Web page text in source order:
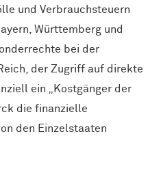
und Verbrauchsteuern
Württemberg und
bei der
der Zugriff auf direkte
ein „Kostgänger der
die finanzielle
den Einzelstaaten